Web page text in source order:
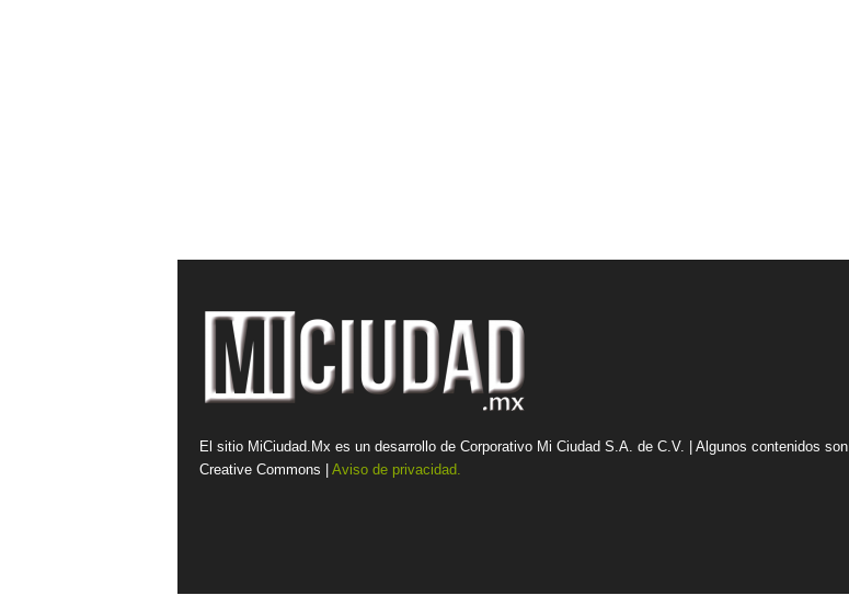
El sitio MiCiudad.Mx es un desarrollo de Corporativo Mi Ciudad S.A. de C.V. | Algunos contenidos son
Creative Commons | Aviso de privacidad.